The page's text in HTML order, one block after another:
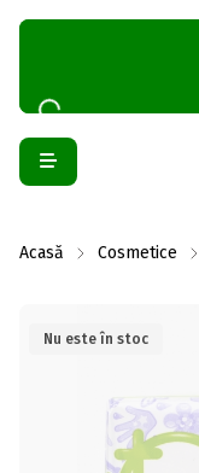
Acasă Cosmetice
Nu este în stoc